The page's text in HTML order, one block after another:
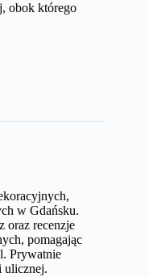
obok którego
w Gdańsku.
oraz recenzje
pomagając
Prywatnie
ulicznej.